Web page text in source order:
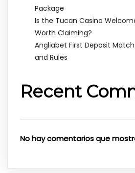
Package
Is the Tucan Casino
Worth Claiming?
Angliabet First Deposit
and Rules
Recent
No hay comentarios que